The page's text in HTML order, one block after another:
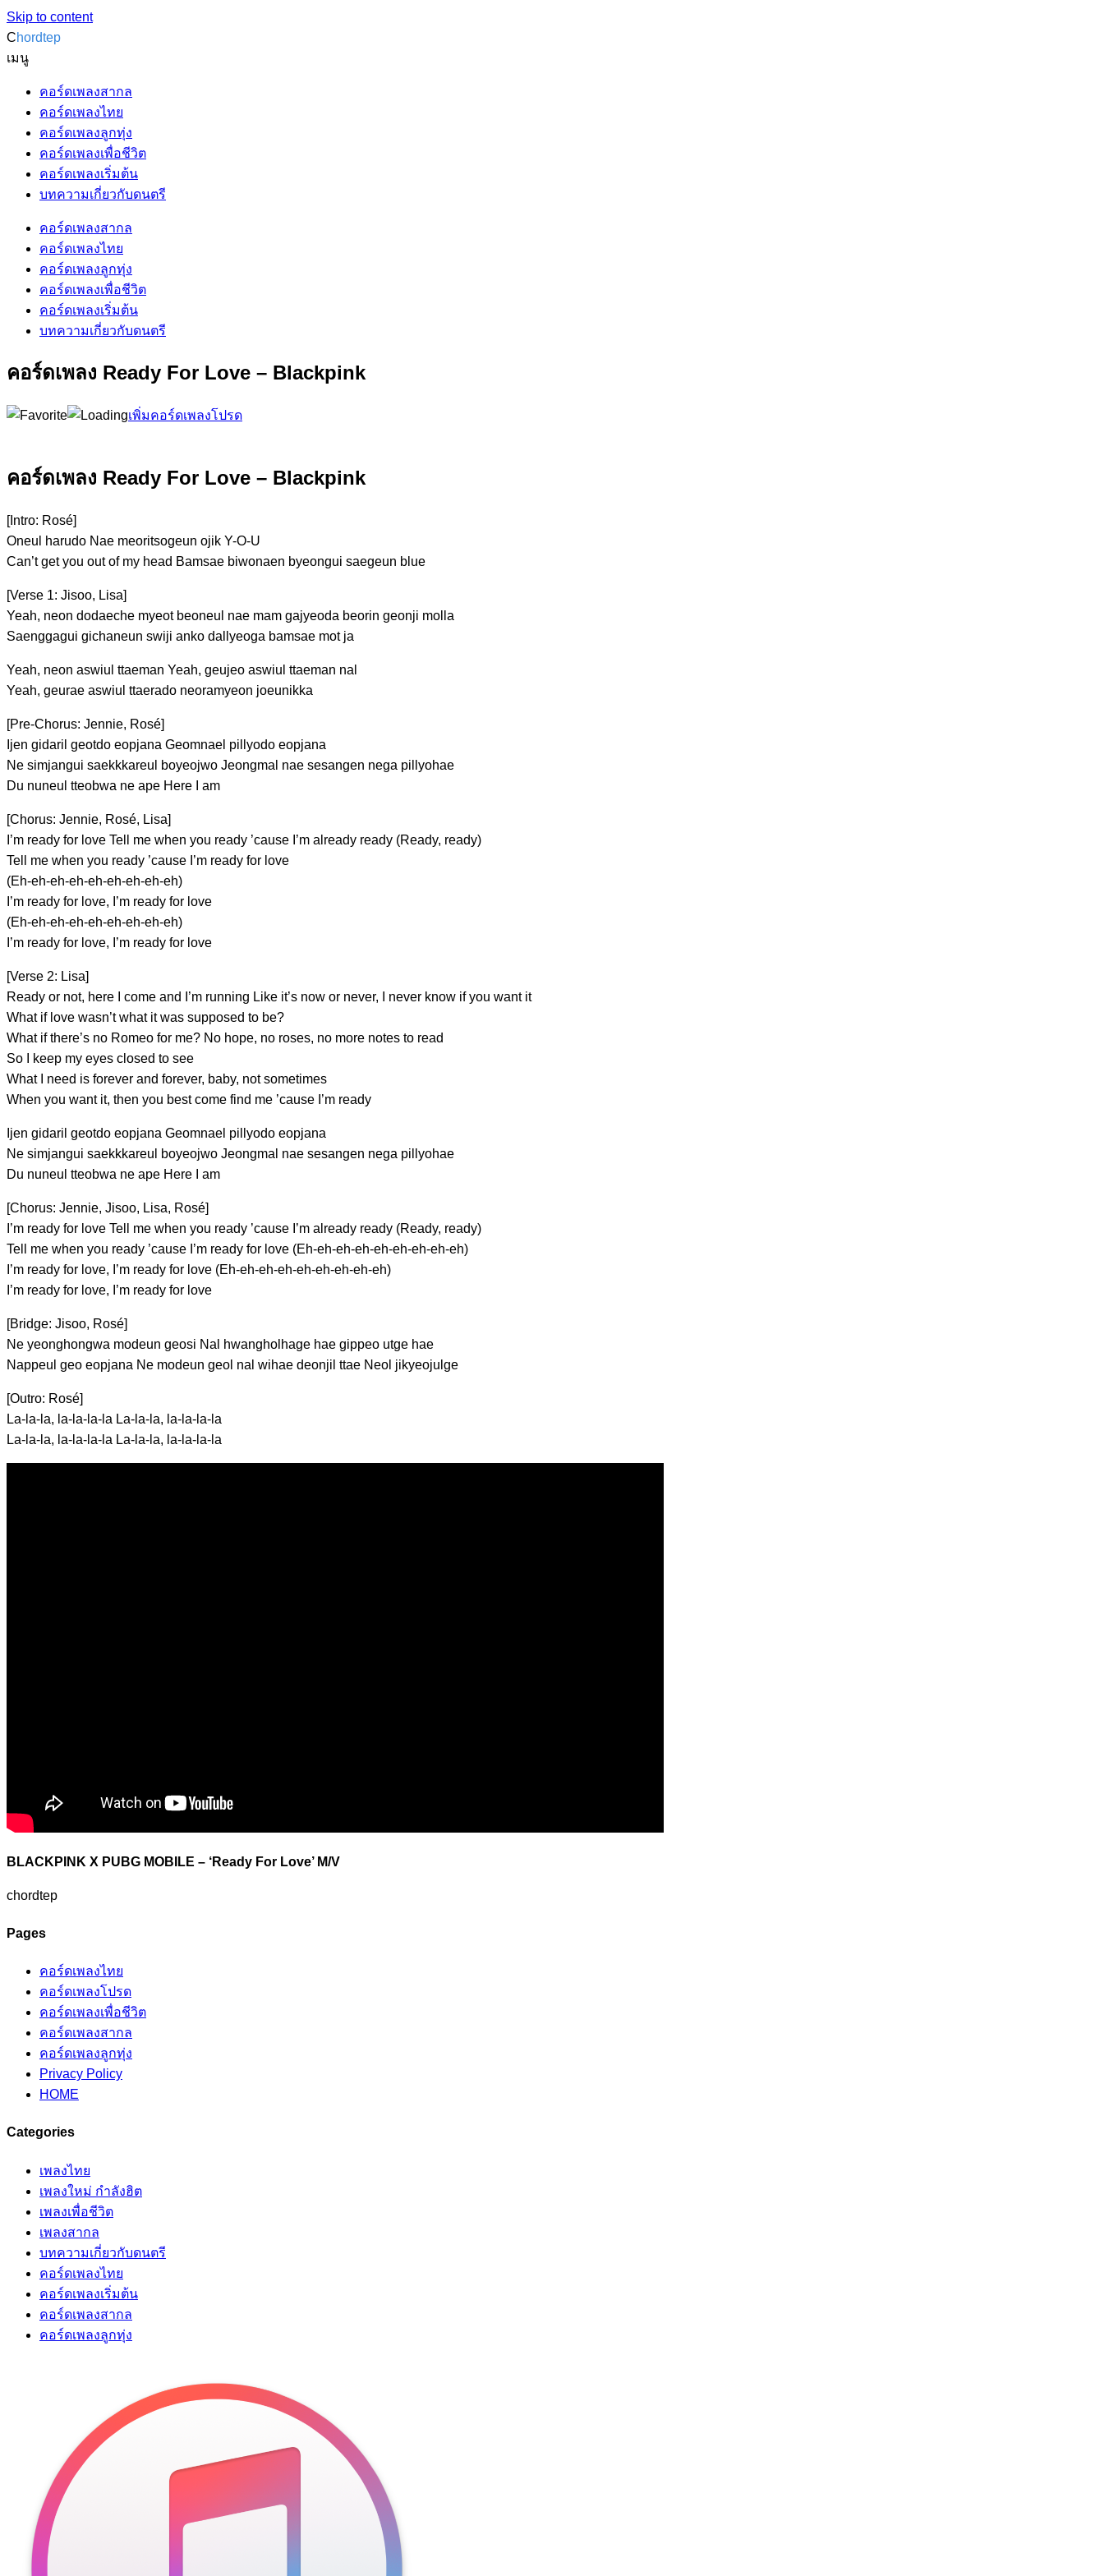
Skip to content
Chordtep
เมนู
คอร์ดเพลงสากล
คอร์ดเพลงไทย
คอร์ดเพลงลูกทุ่ง
คอร์ดเพลงเพื่อชีวิต
คอร์ดเพลงเริ่มต้น
บทความเกี่ยวกับดนตรี
คอร์ดเพลงสากล
คอร์ดเพลงไทย
คอร์ดเพลงลูกทุ่ง
คอร์ดเพลงเพื่อชีวิต
คอร์ดเพลงเริ่มต้น
บทความเกี่ยวกับดนตรี
คอร์ดเพลง Ready For Love – Blackpink
เพิ่มคอร์ดเพลงโปรด
คอร์ดเพลง Ready For Love – Blackpink
[Intro: Rosé]
Oneul harudo Nae meoritsogeun ojik Y-O-U
Can’t get you outof my head Bamsae biwonaen byeongui saegeun blue
[Verse 1: Jisoo, Lisa]
Yeah, neon dodaeche myeot beoneul nae mam gajyeoda beorin geonji molla
Saenggagui gichaneun swiji anko dallyeoga bamsae mot ja
Yeah, neon aswiul ttaeman Yeah, geujeo aswiul ttaeman nal
Yeah, geurae aswiul ttaerado neoramyeon joeunikka
[Pre-Chorus: Jennie, Rosé]
jen gidaril gеotdo eopjana Geomnael pillyodo еopjana
Ne simjangui saekkkareul boyeojwo Jeongmal nae sesangen nega pill yohae
Du nuneul tteobwa ne ape Here I am
[Chorus: Jennie, Rosé, Lisa]
I’m ready for love Tell me when you ready ’cause I’m already ready (Ready, ready)
Tell me when you ready ’cause I’m ready for love
(Eh-eh-eh-eh-eh-eh-eh-eh-eh)
I’m ready for love, I’m ready for love
(Eh-eh-eh-eh-eh-eh-eh-eh-eh)
I’m ready for love, I’m ready for love
[Verse 2: Lisa]
Ready or not, here I come and
I’m running Like it’s now or never, I never know if you want it
What if love wasn’t what it was supposed to be?
What if there’s no Romeo for me? No hope, no roses, no more notes to read
So I
keep my eyes closed to see
What I need is forever and forever, baby, notsometimes
When you want it, then you best come find me ’cause I’m ready
jen gidaril geotdo eopjana Geomnael pillyodo eopjana
Ne simjangui saekkkareul boyeojwo Jeongmal nae sesangen nega pill yohae
Du nuneul tteobwa ne ape Here I am
[Chorus: Jennie, Jisoo, Lisa, Rosé]
I’m ready for love Tell me when you ready ’cause I’m already ready (Ready, ready)
Tell me when you ready ’cause I’m ready for love (Eh-eh-eh-eh-eh-eh-eh-eh-eh)
I’m ready for love, I’m ready for love (Eh-eh-eh-eh-eh-eh-eh-eh-eh)
I’m ready for love, I’m ready for love
[Bridge: Jisoo, Rosé]
Ne yeonghongwa modeun geosi Nal hwangholhage hae gippeo utge hae
Nappeul geo eopjana Ne modeun geol nal wihae deonjil ttae Neol jikyeojulge
[Outro: Rosé]
La-la- la, la-la-la- la La-la- la, la-la-la- la
La-la- la, la-la-la- la La-la- la, la-la-la- la
BLACKPINK X PUBG MOBILE – ‘Ready For Love’ M/V
chordtep
Pages
คอร์ดเพลงไทย
คอร์ดเพลงโปรด
คอร์ดเพลงเพื่อชีวิต
คอร์ดเพลงสากล
คอร์ดเพลงลูกทุ่ง
Privacy Policy
HOME
Categories
เพลงไทย
เพลงใหม่ กำลังฮิต
เพลงเพื่อชีวิต
เพลงสากล
บทความเกี่ยวกับดนตรี
คอร์ดเพลงไทย
คอร์ดเพลงเริ่มต้น
คอร์ดเพลงสากล
คอร์ดเพลงลูกทุ่ง